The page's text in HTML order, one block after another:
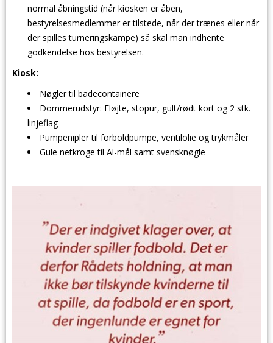
normal åbningstid (når kiosken er åben,
bestyrelsesmedlemmer er tilstede, når der trænes eller når
der spilles turneringskampe) så skal man indhente
godkendelse hos bestyrelsen.
Kiosk:
Nøgler til badecontainere
Dommerudstyr: Fløjte, stopur, gult/rødt kort og 2 stk.
linjeflag
Pumpenipler til forboldpumpe, ventilolie og trykmåler
Gule netkroge til Al-mål samt svensknøgle